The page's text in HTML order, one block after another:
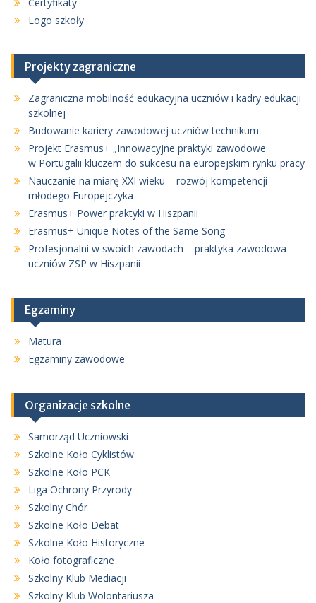
Logo szkoły
Projekty zagraniczne
Zagraniczna mobilność edukacyjna uczniów i kadry edukacji
szkolnej
Budowanie kariery zawodowej uczniów technikum
Projekt Erasmus+ „Innowacyjne praktyki zawodowe
w Portugalii kluczem do sukcesu na europejskim rynku pracy
Nauczanie na miarę XXI wieku – rozwój kompetencji
młodego Europejczyka
Erasmus+ Power praktyki w Hiszpanii
Erasmus+ Unique Notes of the Same Song
Profesjonalni w swoich zawodach – praktyka zawodowa
uczniów ZSP w Hiszpanii
Egzaminy
Matura
Egzaminy zawodowe
Organizacje szkolne
Samorząd Uczniowski
Szkolne Koło Cyklistów
Szkolne Koło PCK
Liga Ochrony Przyrody
Szkolny Chór
Szkolne Koło Debat
Szkolne Koło Historyczne
Koło fotograficzne
Szkolny Klub Mediacji
Szkolny Klub Wolontariusza